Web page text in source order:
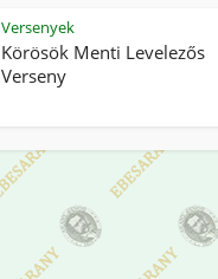
Versenyek
Körösök Menti Levelezős
Verseny